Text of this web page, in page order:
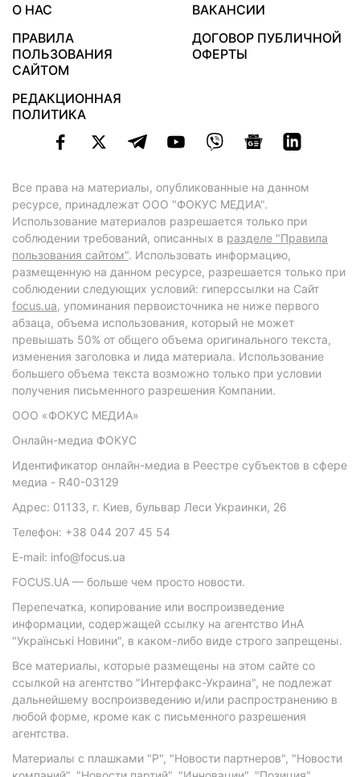
О НАС
ВАКАНСИИ
ПРАВИЛА
ПОЛЬЗОВАНИЯ
САЙТОМ
ДОГОВОР ПУБЛИЧНОЙ
ОФЕРТЫ
РЕДАКЦИОННАЯ
ПОЛИТИКА
Все права на материалы, опубликованные на данном
ресурсе, принадлежат ООО "ФОКУС МЕДИА".
Использование материалов разрешается только при
соблюдении требований, описанных в разделе "Правила
пользования сайтом". Использовать информацию,
размещенную на данном ресурсе, разрешается только при
соблюдении следующих условий: гиперссылки на Сайт
focus.ua, упоминания первоисточника не ниже первого
абзаца, объема использования, который не может
превышать 50% от общего объема оригинального текста,
изменения заголовка и лида материала. Использование
большего объема текста возможно только при условии
получения письменного разрешения Компании.
ООО «ФОКУС МЕДИА»
Онлайн-медиа ФОКУС
Идентификатор онлайн-медиа в Реестре субъектов в сфере
медиа - R40-03129
Адрес: 01133, г. Киев, бульвар Леси Украинки, 26
Телефон: +38 044 207 45 54
E-mail: info@focus.ua
FOCUS.UA — больше чем просто новости.
Перепечатка, копирование или воспроизведение
информации, содержащей ссылку на агентство ИнА
"Українські Новини", в каком-либо виде строго запрещены.
Все материалы, которые размещены на этом сайте со
ссылкой на агентство "Интерфакс-Украина", не подлежат
дальнейшему воспроизведению и/или распространению в
любой форме, кроме как с письменного разрешения
агентства.
Материалы с плашками "Р", "Новости партнеров", "Новости